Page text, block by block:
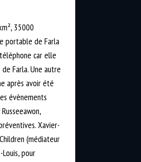
35000
portable de Farla
car elle
Farla. Une autre
après avoir été
évènements
Xavier-
(médiateur
pour